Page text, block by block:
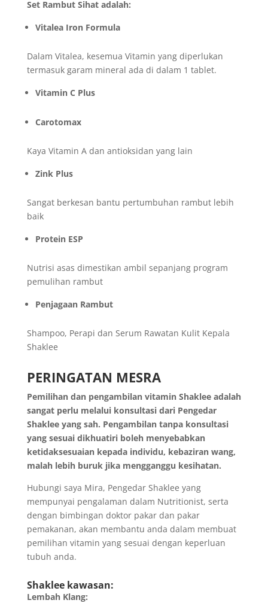
Set Rambut Sihat adalah:
Vitalea Iron Formula
Dalam Vitalea, kesemua Vitamin yang diperlukan
termasuk garam mineral ada di dalam 1 tablet.
Vitamin C Plus
Carotomax
Kaya Vitamin A dan antioksidan yang lain
Zink Plus
Sangat berkesan bantu pertumbuhan rambut lebih
baik
Protein ESP
Nutrisi asas dimestikan ambil sepanjang program
pemulihan rambut
Penjagaan Rambut
Shampoo, Perapi dan Serum Rawatan Kulit Kepala
Shaklee
PERINGATAN MESRA
Pemilihan dan pengambilan vitamin Shaklee adalah
sangat perlu melalui konsultasi dari Pengedar
Shaklee yang sah. Pengambilan tanpa konsultasi
yang sesuai dikhuatiri boleh menyebabkan
ketidaksesuaian kepada individu, kebaziran wang,
malah lebih buruk jika mengganggu kesihatan.
Hubungi saya Mira, Pengedar Shaklee yang
mempunyai pengalaman dalam Nutritionist, serta
dengan bimbingan doktor pakar dan pakar
pemakanan, akan membantu anda dalam membuat
pemilihan vitamin yang sesuai dengan keperluan
tubuh anda.
Shaklee kawasan:
Lembah Klang: